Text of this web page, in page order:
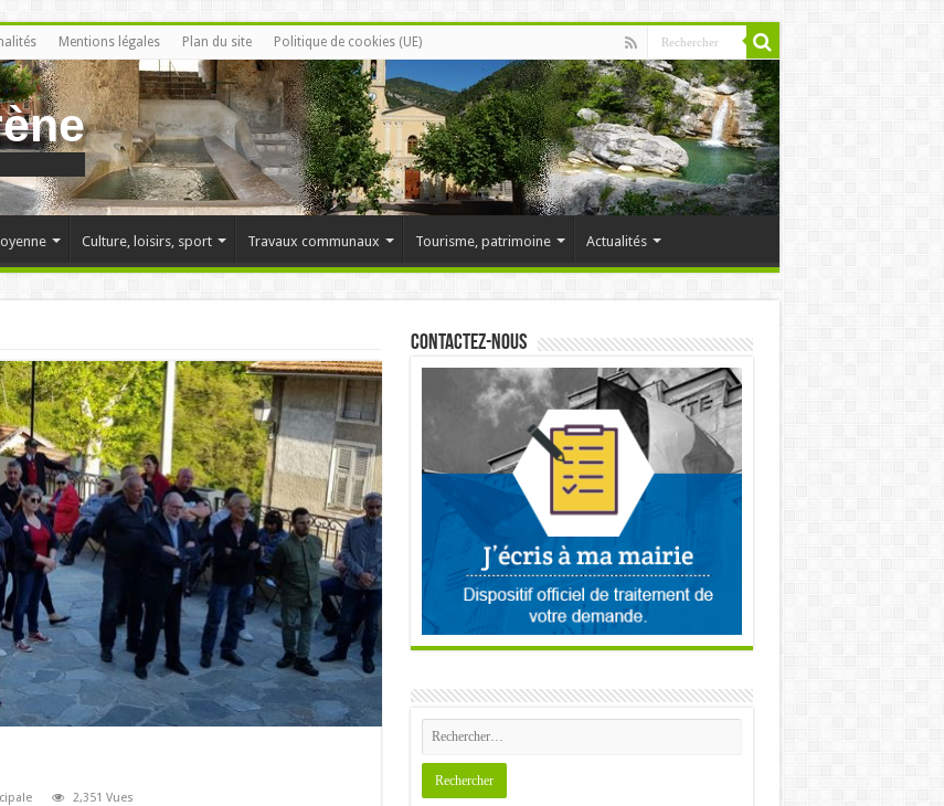
Mentions légales Plan du site Politique de cookies (UE)
Culture, loisirs, sport Travaux communaux Tourisme, patrimoine Actualités
2,351 Vues
Contactez-nous